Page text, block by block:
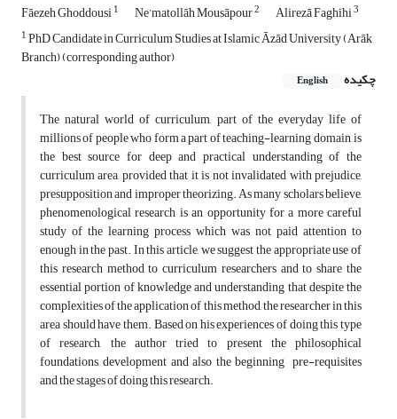
Fāezeh Ghoddousi1 Ne’matollāh Mousāpour2 Alirezā Faghihi3
1PhD Candidate in Curriculum Studies at Islamic Āzād University (Arāk
Branch) (corresponding author)
چکیده
English
The natural world of curriculum, part of the everyday life of
millions of people who form a part of teaching-learning domain, is
the best source for deep and practical understanding of the
curriculum area, provided that it is not invalidated with prejudice,
presupposition and improper theorizing. As many scholars believe,
phenomenological research is an opportunity for a more careful
study of the learning process which was not paid attention to
enough in the past. In this article, we suggest the appropriate use of
this research method to curriculum researchers and to share the
essential portion of knowledge and understanding that despite the
complexities of the application of this method, the researcher in this
area should have them. Based on his experiences of doing this type
of research, the author tried to present the philosophical
foundations, development and also the beginning pre-requisites
and the stages of doing this research.